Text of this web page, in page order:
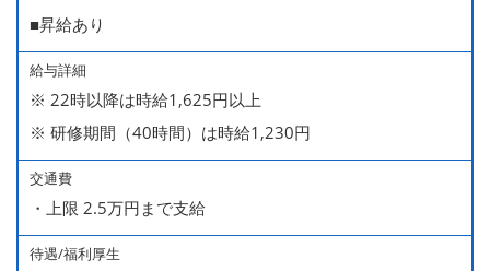
■昇給あり
給与詳細
※ 22時以降は時給1,625円以上
※ 研修期間（40時間）は時給1,230円
交通費
・上限 2.5万円まで支給
待遇/福利厚生